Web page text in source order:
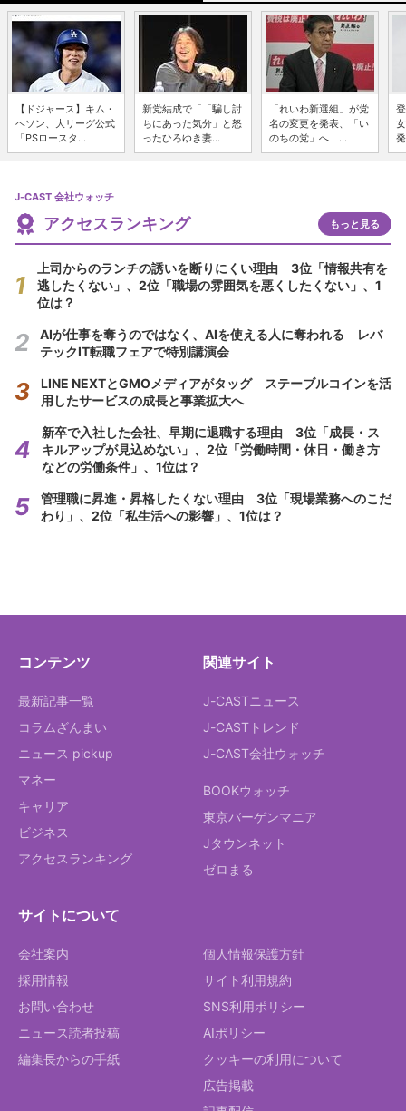
【ドジャース】キム・
ヘソン、大リーグ公式
「PSロースタ...
新党結成で「「騙し討
ちにあった気分」と怒
ったひろゆき妻...
「れいわ新選組」が党
名の変更を発表、「い
のちの党」へ ...
J-CAST 会社ウォッチ
アクセスランキング もっと見る
上司からのランチの誘いを断りにくい理由 3位「情報共有を
逃したくない」、2位「職場の雰囲気を悪くしたくない」、1
位は？
AIが仕事を奪うのではなく、AIを使える人に奪われる レバ
テックIT転職フェアで特別講演会
LINE NEXTとGMOメディアがタッグ ステーブルコインを活
用したサービスの成長と事業拡大へ
新卒で入社した会社、早期に退職する理由 3位「成長・ス
キルアップが見込めない」、2位「労働時間・休日・働き方
などの労働条件」、1位は？
管理職に昇進・昇格したくない理由 3位「現場業務へのこだ
わり」、2位「私生活への影響」、1位は？
コンテンツ
最新記事一覧
コラムざんまい
ニュース pickup
マネー
キャリア
ビジネス
アクセスランキング
関連サイト
J-CASTニュース
J-CASTトレンド
J-CAST会社ウォッチ
BOOKウォッチ
東京バーゲンマニア
Jタウンネット
ゼロまる
サイトについて
会社案内
採用情報
お問い合わせ
ニュース読者投稿
編集長からの手紙
個人情報保護方針
サイト利用規約
SNS利用ポリシー
AIポリシー
クッキーの利用について
広告掲載